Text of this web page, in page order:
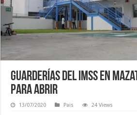
Guarderías del IMSS en
para abrir
13/07/2020 Pais 24 Views